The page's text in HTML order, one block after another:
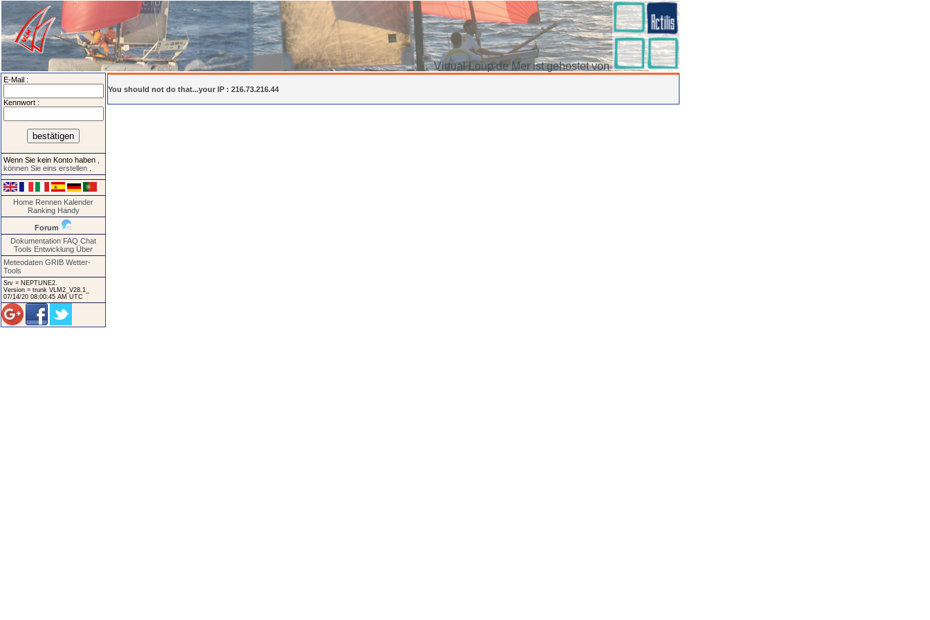
Virtual Loup de Mer ist gehostet von
E-Mail :
Kennwort :
Wenn Sie kein Konto haben
können Sie eins erstellen
Home Rennen Kalender
Ranking Handy
Forum
Dokumentation FAQ Chat
Tools Entwicklung Über
Meteodaten GRIB Wetter-
Tools
Srv = NEPTUNE2.
Version = trunk VLM2_V28.1_
07/14/20 08:00:45 AM UTC
You should not do that...your IP : 216.73.216.44